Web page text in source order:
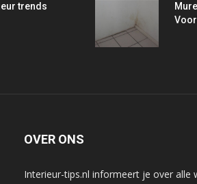
trends
OVER ONS
Interieur-tips.nl informeert je over alle